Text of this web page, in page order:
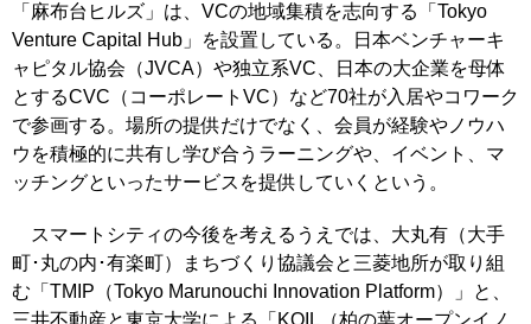
「麻布台ヒルズ」は、VCの地域集積を志向する「Tokyo
Venture Capital Hub」を設置している。日本ベンチャーキ
ャピタル協会（JVCA）や独立系VC、日本の大企業を母体
とするCVC（コーポレートVC）など70社が入居やコワーク
で参画する。場所の提供だけでなく、会員が経験やノウハ
ウを積極的に共有し学び合うラーニングや、イベント、マ
ッチングといったサービスを提供していくという。
スマートシティの今後を考えるうえでは、大丸有（大手
町･丸の内･有楽町）まちづくり協議会と三菱地所が取り組
む「TMIP（Tokyo Marunouchi Innovation Platform）」と、
三井不動産と東京大学による「KOIL（柏の葉オープンイノ